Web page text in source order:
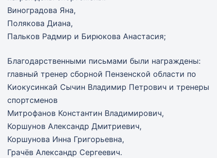
Виноградова Яна,
Полякова Диана,
Пальков Радмир и Бирюкова Анастасия;
Благодарственными письмами были награждены:
главный тренер сборной Пензенской области по
Киокусинкай Сычин Владимир Петрович и тренеры
спортсменов
Митрофанов Константин Владимирович,
Коршунов Александр Дмитриевич,
Коршунова Инна Григорьевна,
Грачёв Александр Сергеевич.